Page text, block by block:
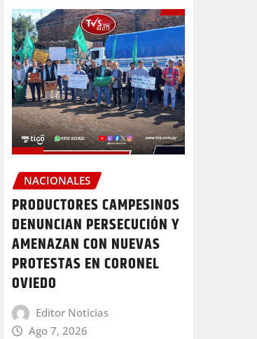
NACIONALES
PRODUCTORES CAMPESINOS
DENUNCIAN PERSECUCIÓN Y
AMENAZAN CON NUEVAS
PROTESTAS EN CORONEL
OVIEDO
Editor Noticias
Ago 7, 2026